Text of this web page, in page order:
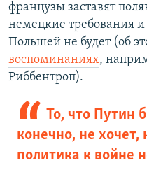
французы заставят
немецкие требования и
Польшей не будет (об
воспоминаниях,
Риббентроп).
То, что Путин
конечно, не хочет,
политика к войне